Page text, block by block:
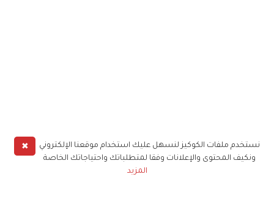
✖
نستخدم ملفات الكوكيز لنسهل عليك استخدام موقعنا الإلكتروني
ونكيف المحتوى والإعلانات وفقا لمتطلباتك واحتياجاتك الخاصة
المزيد